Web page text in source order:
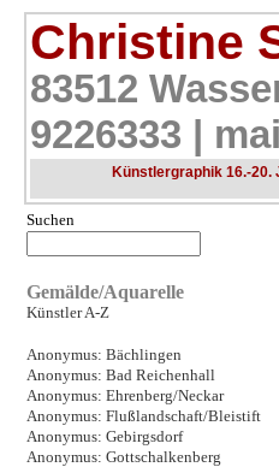
Christine
83512
9226333 |
Künstlergraphik 16.-20.
Suchen
Gemälde/Aquarelle
Künstler A-Z
Anonymus: Bächlingen
Anonymus: Bad Reichenhall
Anonymus: Ehrenberg/Neckar
Anonymus: Flußlandschaft/Bleistift
Anonymus: Gebirgsdorf
Anonymus: Gottschalkenberg